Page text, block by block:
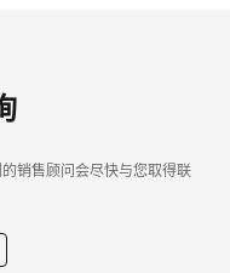
销售顾问会尽快与您取得联